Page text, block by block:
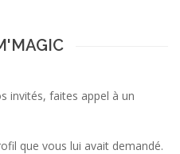
invités, faites appel à un
que vous lui avait demandé.